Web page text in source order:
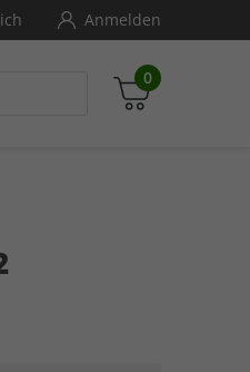
Anmelden
0